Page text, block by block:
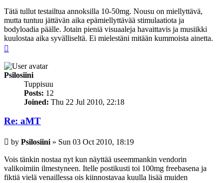
Tätä tullut testailtua annoksilla 10-50mg. Nousu on miellyttävä,
mutta tuntuu jättävän aika epämiellyttävää stimulaatiota ja
bodyloadia päälle. Jotain pieniä visuaaleja havaittavis ja musiikki
kuulostaa aika syvälliseltä. Ei mielestäni mitään kummoista ainetta.
Psilosiini
Tuppisuu
Posts: 12
Joined: Thu 22 Jul 2010, 22:18
Re: aMT
Post
by Psilosiini » Sun 03 Oct 2010, 18:19
Vois tänkin nostaa nyt kun näyttää useemmankin vendorin
valikoimiin ilmestyneen. Itelle postikusti toi 100mg freebasena ja
fiktiä vielä venaillessa ois kiinnostavaa kuulla lisää muiden